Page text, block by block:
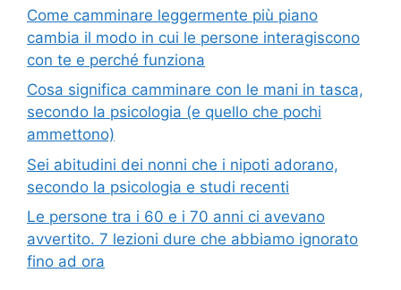
Come camminare leggermente più piano
cambia il modo in cui le persone interagiscono
con te e perché funziona
Cosa significa camminare con le mani in tasca,
secondo la psicologia (e quello che pochi
ammettono)
Sei abitudini dei nonni che i nipoti adorano,
secondo la psicologia e studi recenti
Le persone tra i 60 e i 70 anni ci avevano
avvertito. 7 lezioni dure che abbiamo ignorato
fino ad ora